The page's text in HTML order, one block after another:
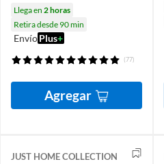
Llega en 2 horas
Retira desde 90 min
EnvíoPlus+
(77)
Agregar
JUST HOME COLLECTION